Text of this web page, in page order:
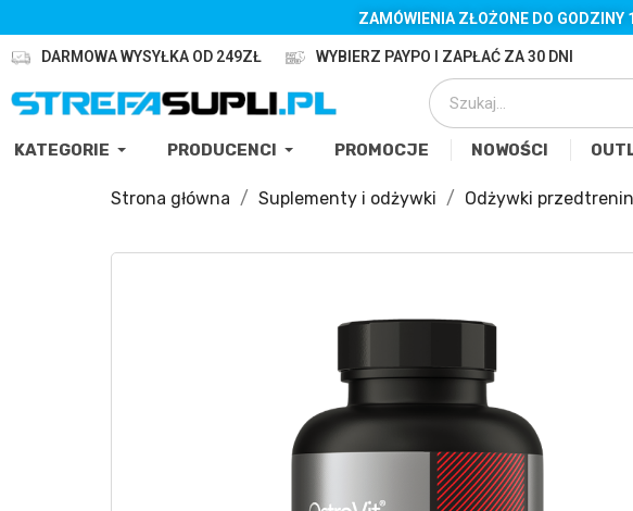
ZAMÓWIENIA ZŁOŻONE DO GODZINY
DARMOWA WYSYŁKA OD 249ZŁ WYBIERZ PAYPO I ZAPŁAĆ ZA 30 DNI
KATEGORIE PRODUCENCI PROMOCJE NOWOŚCI
Strona główna Suplementy i odżywki Odżywki